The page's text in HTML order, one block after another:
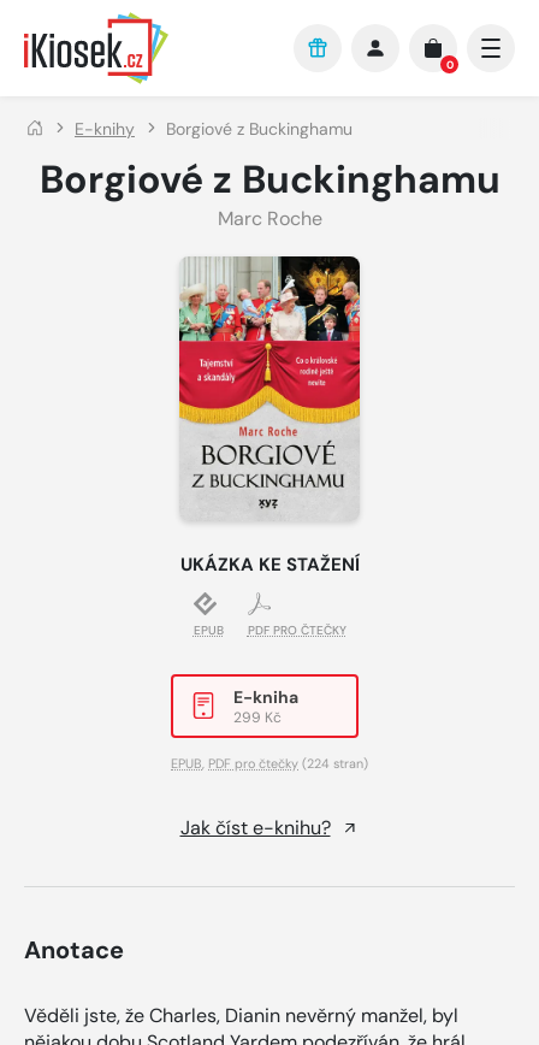
Přejít na hlavní obsah
0
E-knihy Borgiové z Buckinghamu
Borgiové z Buckinghamu
Marc Roche
UKÁZKA KE STAŽENÍ
EPUB PDF PRO ČTEČKY
E-kniha
299 Kč
EPUB, PDF pro čtečky (224 stran)
Jak číst e-knihu?
Anotace
Věděli jste, že Charles, Dianin nevěrný manžel, byl